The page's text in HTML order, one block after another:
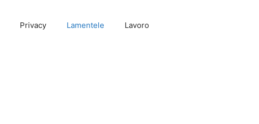
Privacy Lamentele Lavoro